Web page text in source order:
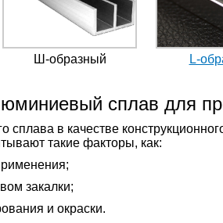
Ш-образный L-
сплав для
в качестве
такие факторы, как:
закалки;
и окраски.